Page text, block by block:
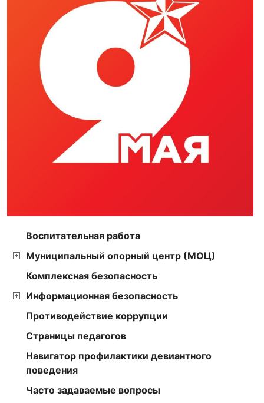
Воспитательная работа
Муниципальный опорный центр (МОЦ)
Комплексная безопасность
Информационная безопасность
Противодействие коррупции
Страницы педагогов
Навигатор профилактики девиантного
поведения
Часто задаваемые вопросы